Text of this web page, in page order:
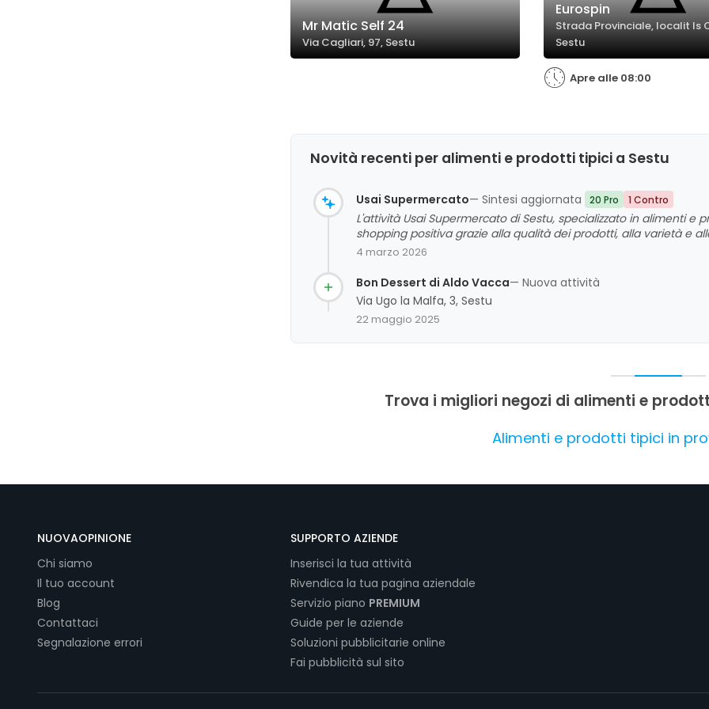
Mr Matic Self 24
Via Cagliari, 97, Sestu
Eurospin
Strada Provinciale, localit Is
Sestu
Apre alle 08:00
Novità recenti per alimenti e prodotti tipici a Sestu
Usai Supermercato— Sintesi aggiornata 20 Pro 1 Contro
L'attività Usai Supermercato di Sestu, specializzato in alimenti e
shopping positiva grazie alla qualità dei prodotti, alla varietà e
freschezza e la convenienza delle offerte, così come la cortesia
di una valutazione complessiva favorevole, risultando una
4 marzo 2026
Bon Dessert di Aldo Vacca— Nuova attività
Via Ugo la Malfa, 3, Sestu
22 maggio 2025
Trova i migliori negozi di alimenti e
Alimenti e prodotti tipici in
NUOVAOPINIONE
Chi siamo
Il tuo account
Blog
Contattaci
Segnalazione errori
SUPPORTO AZIENDE
Inserisci la tua attività
Rivendica la tua pagina aziendale
Servizio piano PREMIUM
Guide per le aziende
Soluzioni pubblicitarie online
Fai pubblicità sul sito